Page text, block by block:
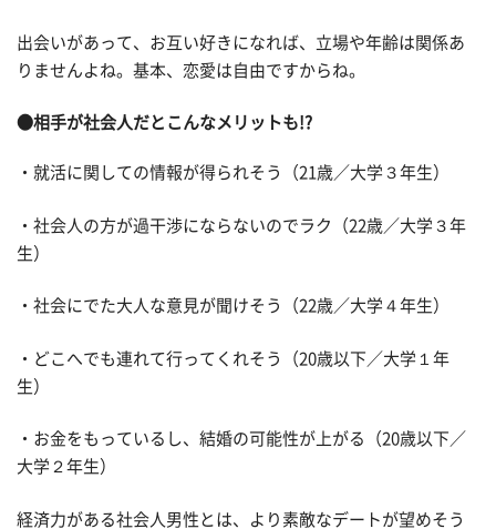
出会いがあって、お互い好きになれば、立場や年齢は関係あ
りませんよね。基本、恋愛は自由ですからね。
●相手が社会人だとこんなメリットも!?
・就活に関しての情報が得られそう（21歳／大学３年生）
・社会人の方が過干渉にならないのでラク（22歳／大学３年
生）
・社会にでた大人な意見が聞けそう（22歳／大学４年生）
・どこへでも連れて行ってくれそう（20歳以下／大学１年
生）
・お金をもっているし、結婚の可能性が上がる（20歳以下／
大学２年生）
経済力がある社会人男性とは、より素敵なデートが望めそう